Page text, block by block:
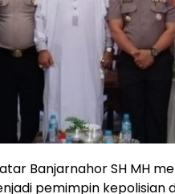
Banjarnahor SH MH
pemimpin kepolisian